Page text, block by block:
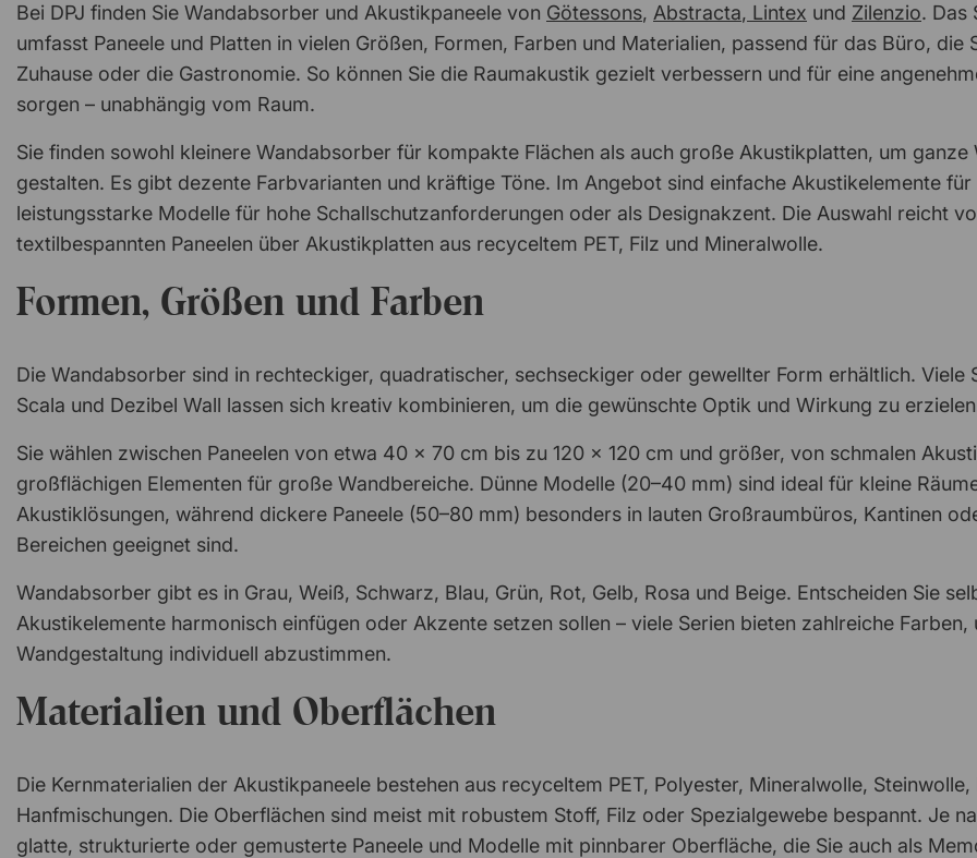
Bei DPJ finden Sie Wandabsorber und Akustikpaneele von Götessons, Abstracta, Lintex und Zilenzio. Das
umfasst Paneele und Platten in vielen Größen, Formen, Farben und Materialien, passend für das Büro, die
Zuhause oder die Gastronomie. So können Sie die Raumakustik gezielt verbessern und für eine
sorgen – unabhängig vom Raum.
Sie finden sowohl kleinere Wandabsorber für kompakte Flächen als auch große Akustikplatten, um ganze
gestalten. Es gibt dezente Farbvarianten und kräftige Töne. Im Angebot sind einfache Akustikelemente für
leistungsstarke Modelle für hohe Schallschutzanforderungen oder als Designakzent. Die Auswahl reicht
textilbespannten Paneelen über Akustikplatten aus recyceltem PET, Filz und Mineralwolle.
Formen, Größen und Farben
Die Wandabsorber sind in rechteckiger, quadratischer, sechseckiger oder gewellter Form erhältlich. Viele
Scala und Dezibel Wall lassen sich kreativ kombinieren, um die gewünschte Optik und Wirkung zu
Sie wählen zwischen Paneelen von etwa 40 x 70 cm bis zu 120 x 120 cm und größer, von schmalen
großflächigen Elementen für große Wandbereiche. Dünne Modelle (20–40 mm) sind ideal für kleine
Akustiklösungen, während dickere Paneele (50–80 mm) besonders in lauten Großraumbüros, Kantinen
Bereichen geeignet sind.
Wandabsorber gibt es in Grau, Weiß, Schwarz, Blau, Grün, Rot, Gelb, Rosa und Beige. Entscheiden Sie
Akustikelemente harmonisch einfügen oder Akzente setzen sollen – viele Serien bieten zahlreiche Farben,
Wandgestaltung individuell abzustimmen.
Materialien und Oberflächen
Die Kernmaterialien der Akustikpaneele bestehen aus recyceltem PET, Polyester, Mineralwolle,
Hanfmischungen. Die Oberflächen sind meist mit robustem Stoff, Filz oder Spezialgewebe bespannt. Je
glatte, strukturierte oder gemusterte Paneele und Modelle mit pinnbarer Oberfläche, die Sie auch als